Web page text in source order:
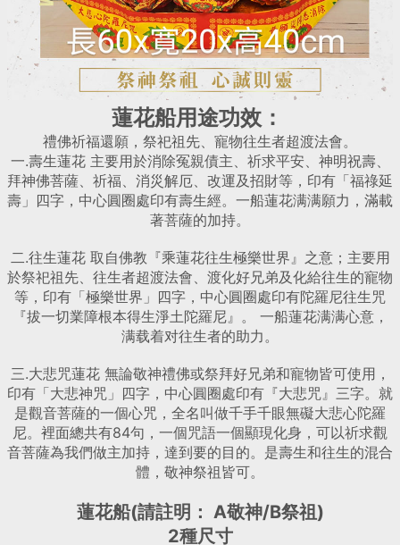
蓮花船用途功效：
禮佛祈福還願，祭祀祖先、寵物往生者超渡法會。
一.壽生蓮花 主要用於消除冤親債主、祈求平安、神明祝壽、
拜神佛菩薩、祈福、消災解厄、改運及招財等，印有「福祿延
壽」四字，中心圓圈處印有壽生經。一船蓮花满满願力，滿載
著菩薩的加持。
二.往生蓮花 取自佛教『乘蓮花往生極樂世界』之意；主要用
於祭祀祖先、往生者超渡法會、渡化好兄弟及化給往生的寵物
等，印有「極樂世界」四字，中心圓圈處印有陀羅尼往生咒
『拔一切業障根本得生淨土陀羅尼』。 一船蓮花满满心意，
满载着对往生者的助力。
三.大悲咒蓮花 無論敬神禮佛或祭拜好兄弟和寵物皆可使用，
印有「大悲神咒」四字，中心圓圈處印有『大悲咒』三字。就
是觀音菩薩的一個心咒，全名叫做千手千眼無礙大悲心陀羅
尼。裡面總共有84句，一個咒語一個顯現化身，可以祈求觀
音菩薩為我們做主加持，達到要的目的。是壽生和往生的混合
體，敬神祭祖皆可。
蓮花船(請註明： A敬神/B祭祖)
2種尺寸